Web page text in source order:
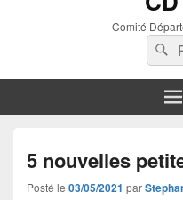
Comité
5 nouvelles
Posté le 03/05/2021 par